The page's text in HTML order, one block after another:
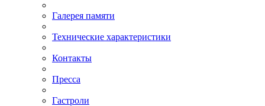
Галерея памяти
Технические характеристики
Контакты
Пресса
Гастроли